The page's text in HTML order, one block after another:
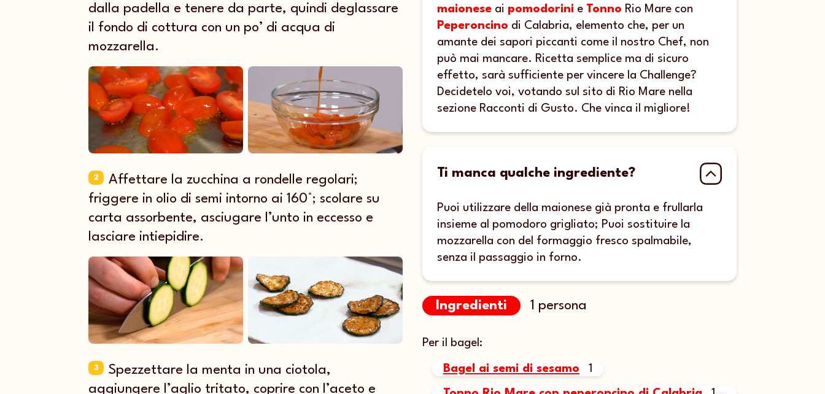
dalla padella e tenere da parte, quindi deglassare
il fondo di cottura con un po’ di acqua di
mozzarella.
2
Affettare la zucchina a rondelle regolari;
friggere in olio di semi intorno ai 160°; scolare su
carta assorbente, asciugare l’unto in eccesso e
lasciare intiepidire.
3
Spezzettare la menta in una ciotola,
aggiungere l’aglio tritato, coprire con l’aceto e
maionese ai pomodorini e Tonno Rio Mare con
Peperoncino di Calabria, elemento che, per un
amante dei sapori piccanti come il nostro Chef, non
può mai mancare. Ricetta semplice ma di sicuro
effetto, sarà sufficiente per vincere la Challenge?
Decidetelo voi, votando sul sito di Rio Mare nella
sezione Racconti di Gusto. Che vinca il migliore!
Ti manca qualche ingrediente?
Puoi utilizzare della maionese già pronta e frullarla
insieme al pomodoro grigliato; Puoi sostituire la
mozzarella con del formaggio fresco spalmabile,
senza il passaggio in forno.
Ingredienti 1 persona
Per il bagel:
Bagel ai semi di sesamo
1